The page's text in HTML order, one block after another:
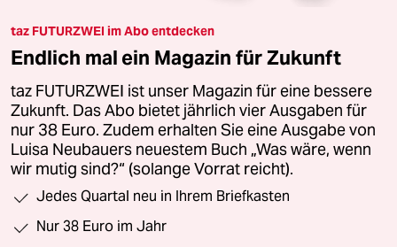
taz FUTURZWEI im Abo entdecken
Endlich mal ein Magazin für Zukunft
taz FUTURZWEI ist unser Magazin für eine bessere
Zukunft. Das Abo bietet jährlich vier Ausgaben für
nur 38 Euro. Zudem erhalten Sie eine Ausgabe von
Luisa Neubauers neuestem Buch „Was wäre, wenn
wir mutig sind?“ (solange Vorrat reicht).
Jedes Quartal neu in Ihrem Briefkasten
Nur 38 Euro im Jahr